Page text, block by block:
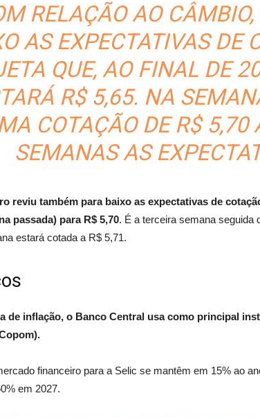
RELAÇÃO AO
AS EXPECTATIVAS DE
QUE, AO FINAL DE
R$ 5,65. NA
COTAÇÃO DE R$ 5,70
SEMANAS AS
reviu também para baixo as expectativas de
passada) para R$ 5,70. É a terceira semana seguida
estará cotada a R$ 5,71.
de inflação, o Banco Central usa como principal
financeiro para a Selic se mantêm em 15% ao
em 2027.